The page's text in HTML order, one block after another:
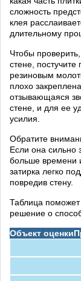
сложность
клея
длительному
Чтобы
стене,
резиновым
плохо
отзывающаяся
стене, и для ее
усилия.
Обратите
Если она сильно
больше времени
затирка легко
повредив стену.
Таблица поможет
решение о
Объект оценки